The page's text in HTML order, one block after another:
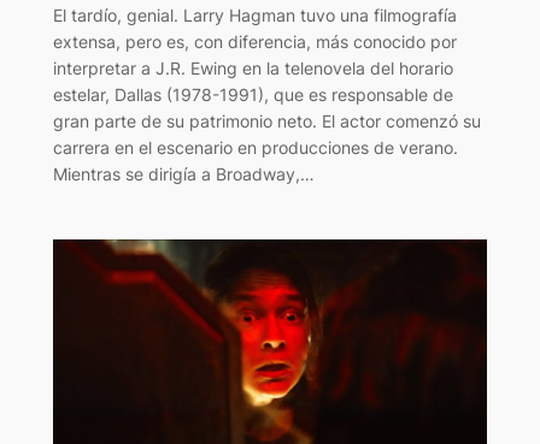
El tardío, genial. Larry Hagman tuvo una filmografía
extensa, pero es, con diferencia, más conocido por
interpretar a J.R. Ewing en la telenovela del horario
estelar, Dallas (1978-1991), que es responsable de
gran parte de su patrimonio neto. El actor comenzó su
carrera en el escenario en producciones de verano.
Mientras se dirigía a Broadway,…